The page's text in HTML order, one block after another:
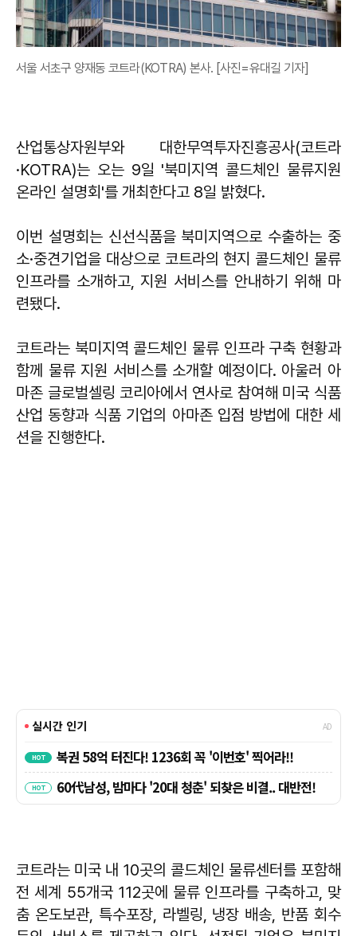
서울 서초구 양재동 코트라(KOTRA) 본사. [사진=유대길 기자]
산업통상자원부와 대한무역투자진흥공사(코트라
·KOTRA)는 오는 9일 '북미지역 콜드체인 물류지원
온라인 설명회'를 개최한다고 8일 밝혔다.
이번 설명회는 신선식품을 북미지역으로 수출하는 중
소·중견기업을 대상으로 코트라의 현지 콜드체인 물류
인프라를 소개하고, 지원 서비스를 안내하기 위해 마
련됐다.
코트라는 북미지역 콜드체인 물류 인프라 구축 현황과
함께 물류 지원 서비스를 소개할 예정이다. 아울러 아
마존 글로벌셀링 코리아에서 연사로 참여해 미국 식품
산업 동향과 식품 기업의 아마존 입점 방법에 대한 세
션을 진행한다.
코트라는 미국 내 10곳의 콜드체인 물류센터를 포함해
전 세계 55개국 112곳에 물류 인프라를 구축하고, 맞
춤 온도보관, 특수포장, 라벨링, 냉장 배송, 반품 회수